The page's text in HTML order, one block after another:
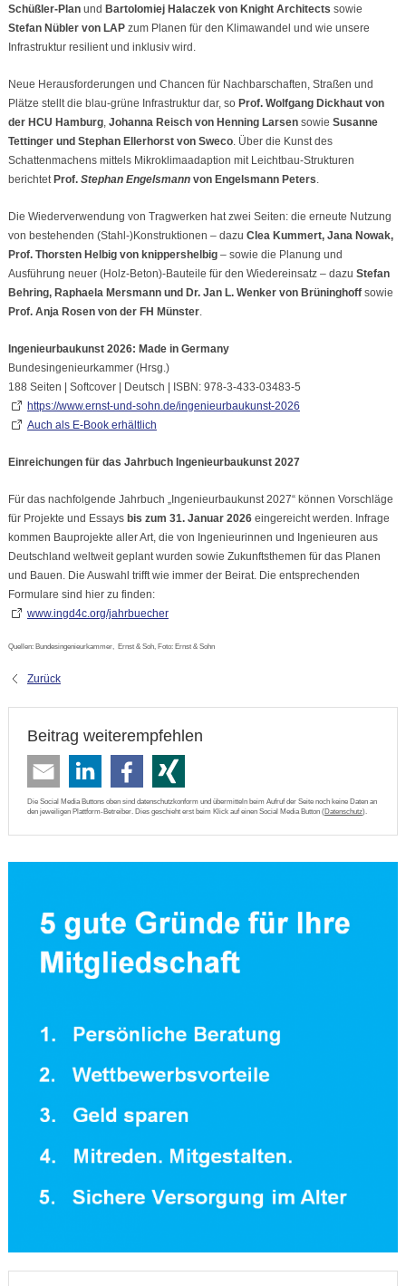
Schüßler-Planund Bartolomiej Halaczekvon Knight Architects sowie
Stefan Nüblervon LAPzum Planen für den Klimawandel und wie unsere
Infrastruktur resilient und inklusiv wird.
Neue Herausforderungen und Chancen für Nachbarschaften, Straßen und
Plätze stellt die blau-grüne Infrastruktur dar, so Prof. Wolfgang Dickhautvon
der HCU Hamburg, Johanna Reischvon Henning Larsensowie Susanne
Tettinger und Stephan Ellerhorst von Sweco. Über die Kunst des
Schattenmachens mittels Mikroklimaadaption mit Leichtbau-Strukturen
berichtet Prof. Stephan Engelsmannvon Engelsmann Peters.
Die Wiederverwendung von Tragwerken hat zwei Seiten: die erneute Nutzung
von bestehenden (Stahl-)Konstruktionen – dazu Clea Kummert, Jana Nowak,
Prof. Thorsten Helbigvon knippershelbig– sowie die Planung und
Ausführung neuer (Holz-Beton)-Bauteile für den Wiedereinsatz – dazu Stefan
Behring, Raphaela Mersmannund Dr. Jan L. Wenkervon Brüninghoffsowie
Prof. Anja Rosenvon der FH Münster.
Ingenieurbaukunst 2026: Made in Germany
Bundesingenieurkammer (Hrsg.)
188 Seiten | Softcover | Deutsch | ISBN: 978-3-433-03483-5
https://www.ernst-und-sohn.de/ingenieurbaukunst-2026
Auch als E-Book erhältlich
Einreichungen für das Jahrbuch Ingenieurbaukunst 2027
Für das nachfolgende Jahrbuch „Ingenieurbaukunst 2027“ können Vorschläge
für Projekte und Essays bis zum 31. Januar 2026eingereicht werden. Infrage
kommen Bauprojekte aller Art, die von Ingenieurinnen und Ingenieuren aus
Deutschland weltweit geplant wurden sowie Zukunftsthemen für das Planen
und Bauen. Die Auswahl trifft wie immer der Beirat. Die entsprechenden
Formulare sind hier zu finden:
www.ingd4c.org/jahrbuecher
Quellen: Bundesingenieurkammer, Ernst & Soh, Foto: Ernst & Sohn
Zurück
Beitrag weiterempfehlen
Die Social Media Buttons oben sind datenschutzkonform und übermitteln beim Aufruf der Seite noch keine Daten an
den jeweiligen Plattform-Betreiber. Dies geschieht erst beim Klick auf einen Social Media Button (Datenschutz).